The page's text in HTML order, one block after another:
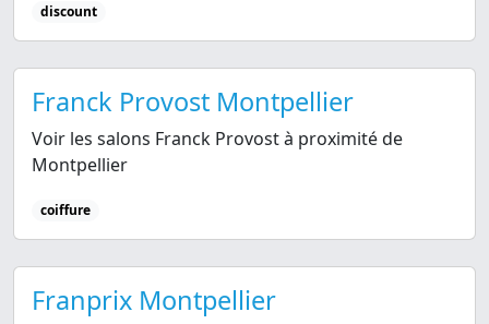
discount
Franck Provost Montpellier
Voir les salons Franck Provost à proximité de
Montpellier
coiffure
Franprix Montpellier